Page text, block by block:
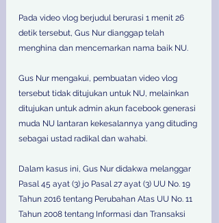
Pada video vlog berjudul berurasi 1 menit 26
detik tersebut, Gus Nur dianggap telah
menghina dan mencemarkan nama baik NU.
Gus Nur mengakui, pembuatan video vlog
tersebut tidak ditujukan untuk NU, melainkan
ditujukan untuk admin akun facebook generasi
muda NU lantaran kekesalannya yang dituding
sebagai ustad radikal dan wahabi.
Dalam kasus ini, Gus Nur didakwa melanggar
Pasal 45 ayat (3) jo Pasal 27 ayat (3) UU No. 19
Tahun 2016 tentang Perubahan Atas UU No. 11
Tahun 2008 tentang Informasi dan Transaksi